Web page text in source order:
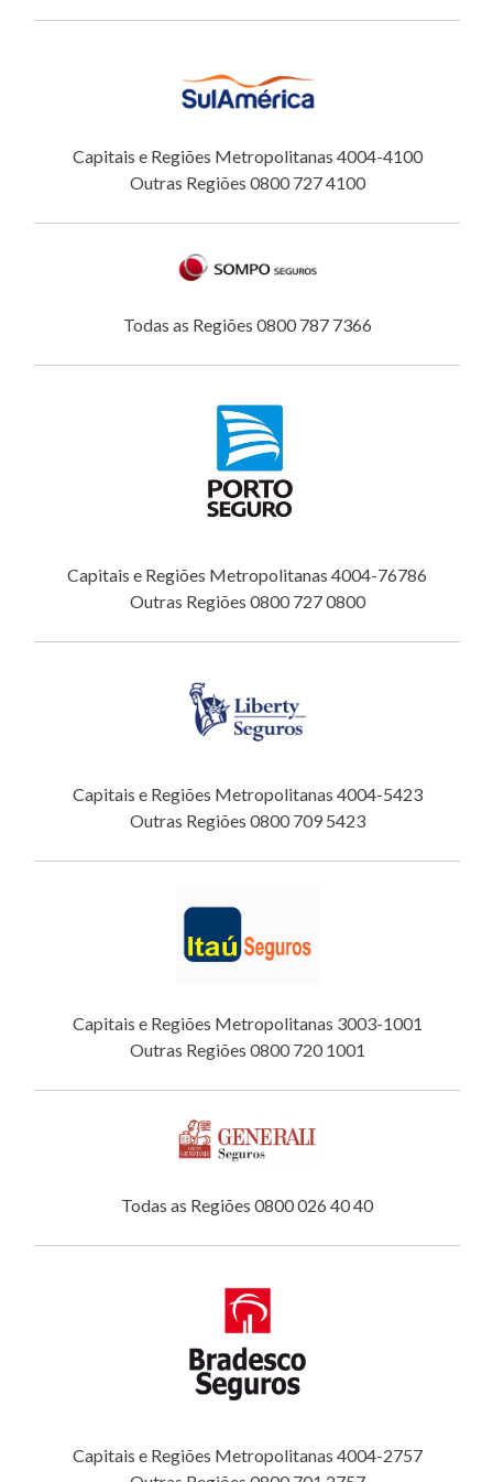
Capitais e Regiões Metropolitanas 4004-4100
Outras Regiões 0800 727 4100
Todas as Regiões 0800 787 7366
Capitais e Regiões Metropolitanas 4004-76786
Outras Regiões 0800 727 0800
Capitais e Regiões Metropolitanas 4004-5423
Outras Regiões 0800 709 5423
Capitais e Regiões Metropolitanas 3003-1001
Outras Regiões 0800 720 1001
Todas as Regiões 0800 026 40 40
Capitais e Regiões Metropolitanas 4004-2757